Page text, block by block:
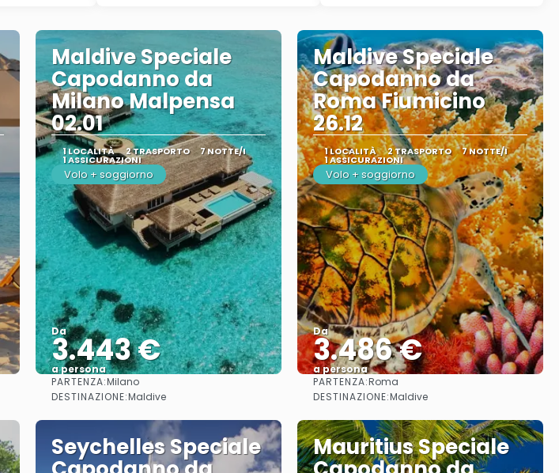
Maldive Speciale
Capodanno da
Milano Malpensa
02.01
1 LOCALITÀ 2 TRASPORTO 7 NOTTE/I
1 ASSICURAZIONI
Volo + soggiorno
Da
3.443 €
a persona
Vedere
PARTENZA:Milano
DESTINAZIONE:Maldive
Maldive Speciale
Capodanno da
Roma Fiumicino
26.12
1 LOCALITÀ 2 TRASPORTO 7 NOTTE/I
1 ASSICURAZIONI
Volo + soggiorno
Da
3.486 €
a persona
Vedere
PARTENZA:Roma
DESTINAZIONE:Maldive
Seychelles Speciale Mauritius Speciale